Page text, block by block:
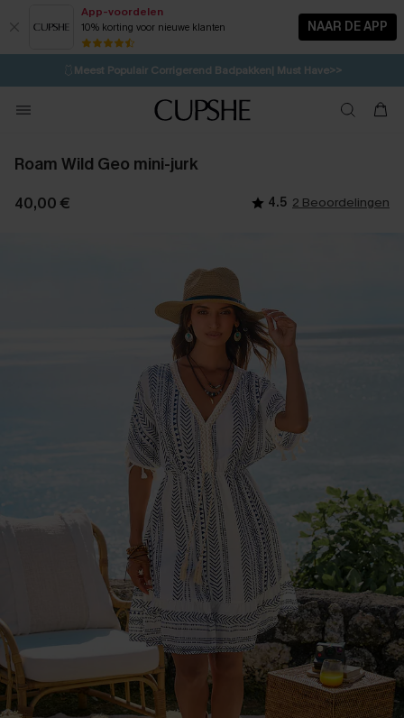
App-voordelen
10% korting voor nieuwe klanten NAAR DE APP
⚡️LAATSTE KANS | Tot 50% korting>>
🩱Meest Populair Corrigerend Badpakken| Must Have>>
💌Abonneer je & ontvang tot 15% korting>>
Koop 3, krijg 15% korting | CODE: SW15
Roam Wild Geo mini-jurk
40,00 € 4.5 2 Beoordelingen